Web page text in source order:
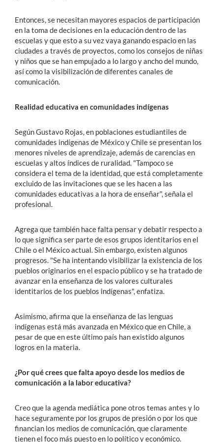
Entonces, se necesitan mayores espacios de participación
en la toma de decisiones en la educación dentro de las
escuelas y que esto a su vez vaya ganando espacio en las
ciudades a través de proyectos, como los consejos de niñas
y niños que se han empujado a lo largo y ancho del mundo,
así como la visibilización de diferentes canales de
comunicación.
Realidad educativa en comunidades indígenas
Según Gustavo Rojas, en poblaciones estudiantiles de
comunidades indígenas de México y Chile se presentan los
menores niveles de aprendizaje, además de carencias en
escuelas y altos índices de ruralidad. "Tampoco se
considera el tema de la identidad, que está completamente
excluido de las invitaciones que se les hacen a las
comunidades educativas a la hora de enseñar", señala el
profesional.
Agrega que también hace falta pensar y debatir respecto a
lo que significa ser parte de esos grupos identitarios en el
Chile o el México actual. Sin embargo, existen algunos
progresos. "Se ha intentando visibilizar la existencia de los
pueblos originarios en el espacio público y se ha tratado de
avanzar en la enseñanza de los valores culturales
identitarios de los pueblos indígenas", enfatiza.
Asimismo, afirma que la enseñanza de las lenguas
indígenas está más avanzada en México que en Chile, a
pesar de que en este último país han existido algunos
logros en la materia.
¿Por qué crees que falta apoyo desde los medios de
comunicación a la labor educativa?
Creo que la agenda mediática pone otros temas antes y lo
hace seguramente por los grupos de presión o por los que
financian los medios de comunicación, que claramente
tienen el foco más puesto en lo político y económico.